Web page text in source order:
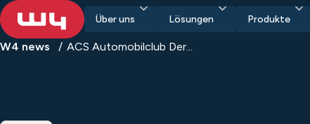
Über uns Lösungen Produkte
W4 news ACS Automobilclub Der...